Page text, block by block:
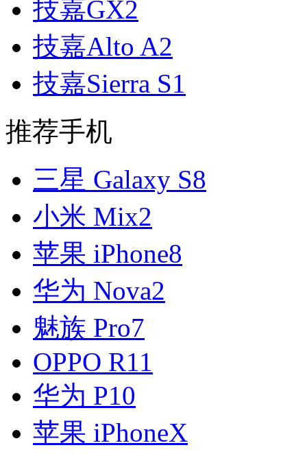
技嘉GX2
技嘉Alto A2
技嘉Sierra S1
推荐手机
三星 Galaxy S8
小米 Mix2
苹果 iPhone8
华为 Nova2
魅族 Pro7
OPPO R11
华为 P10
苹果 iPhoneX